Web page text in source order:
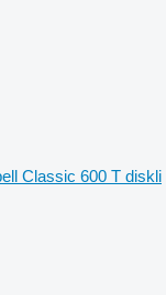
Classic 600 T diskli